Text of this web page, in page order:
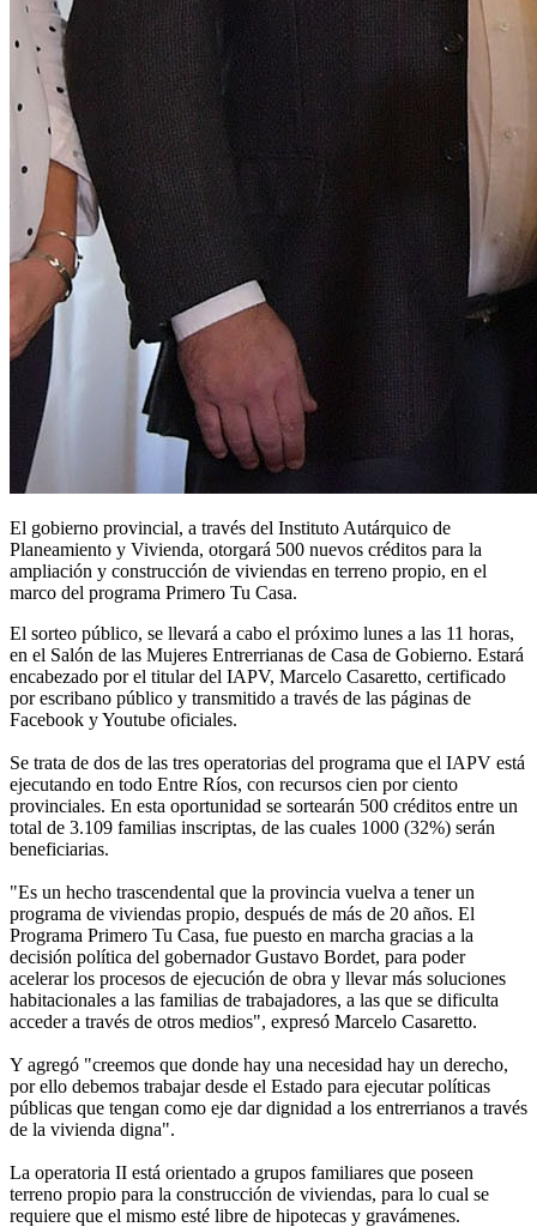
El gobierno provincial, a través del Instituto Autárquico de
Planeamiento y Vivienda, otorgará 500 nuevos créditos para la
ampliación y construcción de viviendas en terreno propio, en el
marco del programa Primero Tu Casa.
El sorteo público, se llevará a cabo el próximo lunes a las 11 horas,
en el Salón de las Mujeres Entrerrianas de Casa de Gobierno. Estará
encabezado por el titular del IAPV, Marcelo Casaretto, certificado
por escribano público y transmitido a través de las páginas de
Facebook y Youtube oficiales.
Se trata de dos de las tres operatorias del programa que el IAPV está
ejecutando en todo Entre Ríos, con recursos cien por ciento
provinciales. En esta oportunidad se sortearán 500 créditos entre un
total de 3.109 familias inscriptas, de las cuales 1000 (32%) serán
beneficiarias.
"Es un hecho trascendental que la provincia vuelva a tener un
programa de viviendas propio, después de más de 20 años. El
Programa Primero Tu Casa, fue puesto en marcha gracias a la
decisión política del gobernador Gustavo Bordet, para poder
acelerar los procesos de ejecución de obra y llevar más soluciones
habitacionales a las familias de trabajadores, a las que se dificulta
acceder a través de otros medios", expresó Marcelo Casaretto.
Y agregó "creemos que donde hay una necesidad hay un derecho,
por ello debemos trabajar desde el Estado para ejecutar políticas
públicas que tengan como eje dar dignidad a los entrerrianos a través
de la vivienda digna".
La operatoria II está orientado a grupos familiares que poseen
terreno propio para la construcción de viviendas, para lo cual se
requiere que el mismo esté libre de hipotecas y gravámenes.